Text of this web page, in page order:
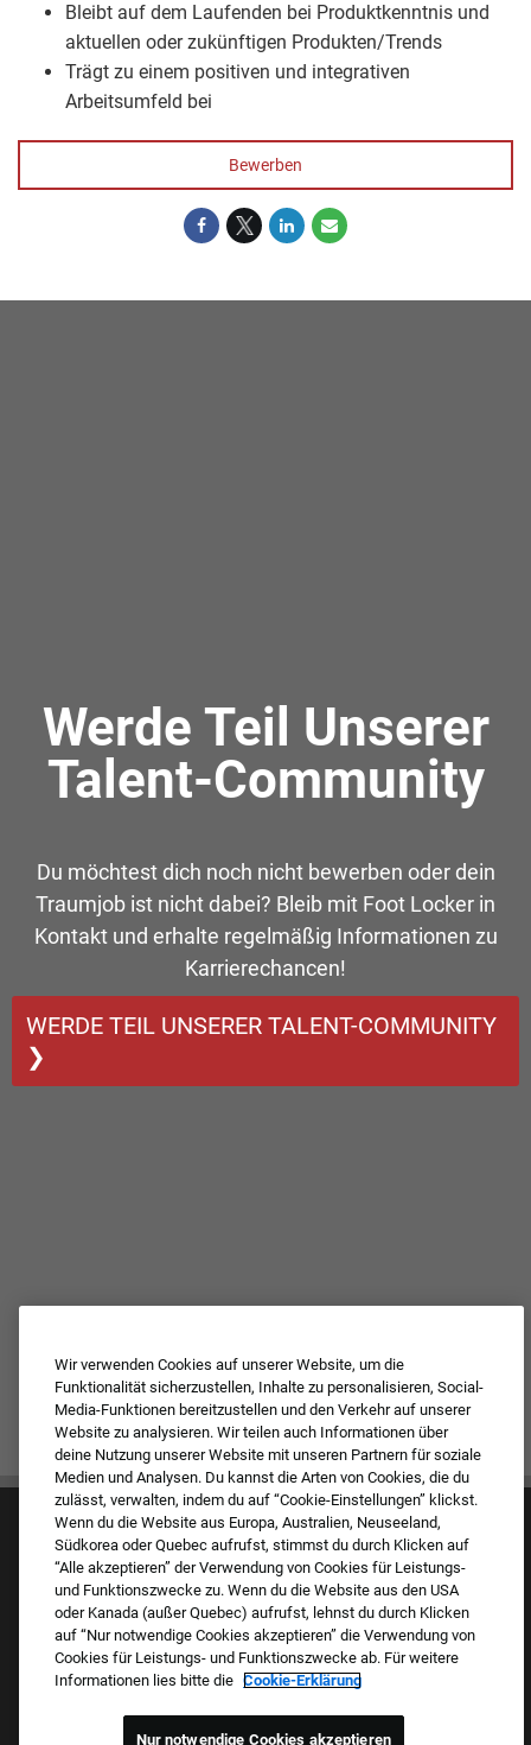
Bleibt auf dem Laufenden bei Produktkenntnis und
aktuellen oder zukünftigen Produkten/Trends
Trägt zu einem positiven und integrativen
Arbeitsumfeld bei
Bewerben
Werde Teil Unserer
Talent-Community
Du möchtest dich noch nicht bewerben oder dein
Traumjob ist nicht dabei? Bleib mit Foot Locker in
Kontakt und erhalte regelmäßig Informationen zu
Karrierechancen!
WERDE TEIL UNSERER TALENT-COMMUNITY
❯
Kultur & Werte
Unsere Marken
Unternehmen
FAQ – Häufig gestellte Fragen
Wir verwenden Cookies auf unserer Website, um die
Funktionalität sicherzustellen, Inhalte zu personalisieren, Social-
Media-Funktionen bereitzustellen und den Verkehr auf unserer
Website zu analysieren. Wir teilen auch Informationen über
deine Nutzung unserer Website mit unseren Partnern für soziale
Medien und Analysen. Du kannst die Arten von Cookies, die du
zulässt, verwalten, indem du auf “Cookie-Einstellungen” klickst.
Wenn du die Website aus Europa, Australien, Neuseeland,
Südkorea oder Quebec aufrufst, stimmst du durch Klicken auf
“Alle akzeptieren” der Verwendung von Cookies für Leistungs-
und Funktionszwecke zu. Wenn du die Website aus den USA
oder Kanada (außer Quebec) aufrufst, lehnst du durch Klicken
auf “Nur notwendige Cookies akzeptieren” die Verwendung von
Cookies für Leistungs- und Funktionszwecke ab. Für weitere
Informationen lies bitte die Cookie-Erklärung
Nur notwendige Cookies akzeptieren